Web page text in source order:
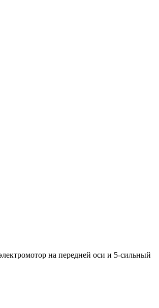
на передней оси и 5-сильный